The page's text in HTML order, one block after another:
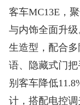
客车MC13E，
与内饰全面升
生造型，配合
语、隐藏式门
别客车降低
计，搭配电控